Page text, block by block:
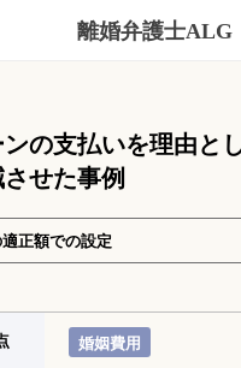
離婚弁護士ALG
の支払いを理由と
せた事例
正額での設定
婚姻費用